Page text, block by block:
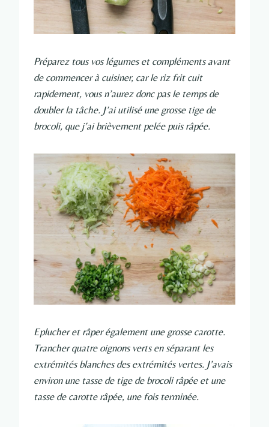
Préparez tous vos légumes et compléments avant
de commencer à cuisiner, car le riz frit cuit
rapidement, vous n’aurez donc pas le temps de
doubler la tâche. J’ai utilisé une grosse tige de
brocoli, que j’ai brièvement pelée puis râpée.
Eplucher et râper également une grosse carotte.
Trancher quatre oignons verts en séparant les
extrémités blanches des extrémités vertes. J’avais
environ une tasse de tige de brocoli râpée et une
tasse de carotte râpée, une fois terminée.